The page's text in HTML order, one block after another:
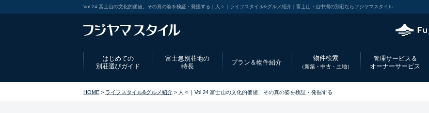
Vol.24 富士山の文化的価値、その真の姿を検証・発掘する｜人々｜ライフスタイル&グルメ紹介｜富士山・山中湖の別荘ならフジヤマスタイル
はじめての
別荘選びガイド
富士急別荘地の
特長
プラン＆物件紹介
物件検索
（新築・中古・土地）
管理サービス＆
オーナーサービス
HOME > ライフスタイル&グルメ紹介 > 人々｜Vol.24 富士山の文化的価値、その真の姿を検証・発掘する